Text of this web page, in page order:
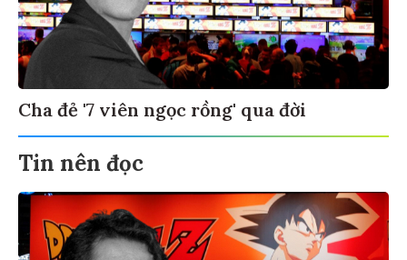
Cha đẻ '7 viên ngọc rồng' qua đời
Tin nên đọc